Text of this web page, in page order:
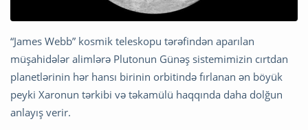
“James Webb” kosmik teleskopu tərəfindən aparılan
müşahidələr alimlərə Plutonun Günəş sistemimizin cırtdan
planetlərinin hər hansı birinin orbitində fırlanan ən böyük
peyki Xaronun tərkibi və təkamülü haqqında daha dolğun
anlayış verir.